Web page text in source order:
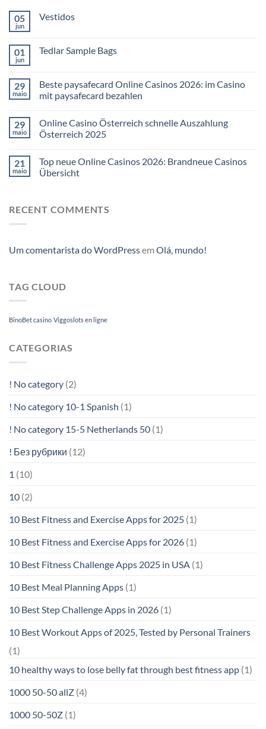
05
jun
Vestidos
01
jun
Tedlar Sample Bags
29
maio
Beste paysafecard Online Casinos 2026: im Casino
mit paysafecard bezahlen
29
maio
Online Casino Österreich schnelle Auszahlung
Österreich 2025
21
maio
Top neue Online Casinos 2026: Brandneue Casinos
Übersicht
RECENT COMMENTS
Um comentarista do WordPressem Olá, mundo!
TAG CLOUD
BinoBet casino Viggoslots en ligne
CATEGORIAS
! No category (2)
! No category 10-1 Spanish (1)
! No category 15-5 Netherlands 50 (1)
! Без рубрики (12)
1 (10)
10 (2)
10 Best Fitness and Exercise Apps for 2025 (1)
10 Best Fitness and Exercise Apps for 2026 (1)
10 Best Fitness Challenge Apps 2025 in USA (1)
10 Best Meal Planning Apps (1)
10 Best Step Challenge Apps in 2026 (1)
10 Best Workout Apps of 2025, Tested by Personal Trainers
(1)
10 healthy ways to lose belly fat through best fitness app (1)
1000 50-50 allZ (4)
1000 50-50Z (1)